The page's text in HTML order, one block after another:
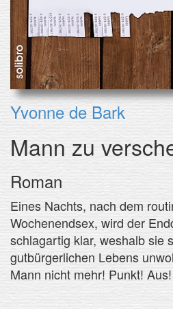
Yvonne de Bark
Mann zu
Roman
Eines Nachts, nach dem
Wochenendsex, wird der
schlagartig klar, weshalb sie
gutbürgerlichen Lebens
Mann nicht mehr! Punkt! Aus!